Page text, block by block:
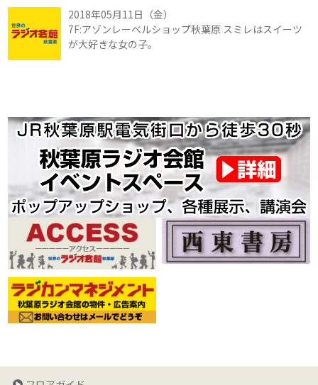
2018年05月11日（金）
7F:アゾンレーベルショップ秋葉原 スミレはスイーツ
が大好きな女の子。